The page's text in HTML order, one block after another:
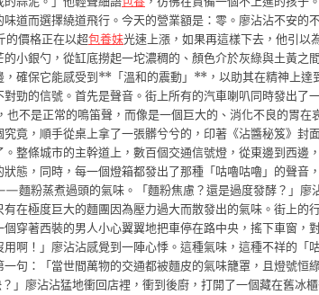
道而選擇繞道飛行。今天的營業額是：零。廖沾沾不安的
的價格正在以超包養妹光速上漲，如果再這樣下去，他引以
小銀勺，從缸底撈起一坨濃稠的、顏色介於灰綠與土黃之
，確保它能感受到**「溫和的震動」**，以助其在精神上達
對勁的信號。首先是聲音。街上所有的汽車喇叭同時發出
不是正常的鳴笛聲，而像是一個巨大的、消化不良的胃在
究竟，順手從桌上拿了一張髒兮兮的，印著《沾醬秘笈》
整條城市的主幹道上，數百個交通信號燈，從東邊到西邊
態，同時，每一個燈箱都發出了那種「咕嚕咕嚕」的聲音
麵粉蒸煮過頭的氣味。「麵粉焦慮？還是過度發酵？」廖
在極度巨大的麵團因為壓力過大而散發出的氣味。街上的
穿著西裝的男人小心翼翼地把車停在路中央，搖下車窗，
啊！」廖沾沾感覺到一陣心悸。這種氣味，這種不祥的「
句：「當世間萬物的交通都被麵皮的氣味籠罩，且燈號恒
」廖沾沾猛地衝回店裡，衝到後廚，打開了一個藏在舊冰